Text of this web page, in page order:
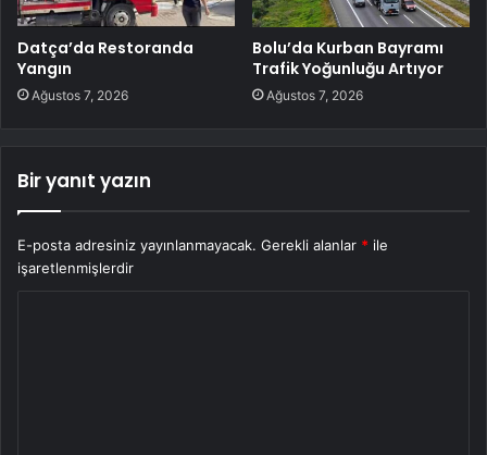
Datça’da Restoranda
Yangın
Ağustos 7, 2026
Bolu’da Kurban Bayramı
Trafik Yoğunluğu Artıyor
Ağustos 7, 2026
Bir yanıt yazın
E-posta adresiniz yayınlanmayacak. Gerekli alanlar * ile
işaretlenmişlerdir